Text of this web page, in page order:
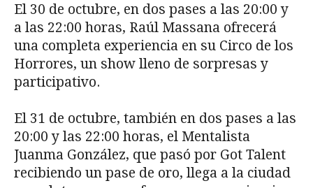
El 30 de octubre, en dos pases a las 20:00 y
a las 22:00 horas, Raúl Massana ofrecerá
una completa experiencia en su Circo de los
Horrores, un show lleno de sorpresas y
participativo.
El 31 de octubre, también en dos pases a las
20:00 y las 22:00 horas, el Mentalista
Juanma González, que pasó por Got Talent
recibiendo un pase de oro, llega a la ciudad